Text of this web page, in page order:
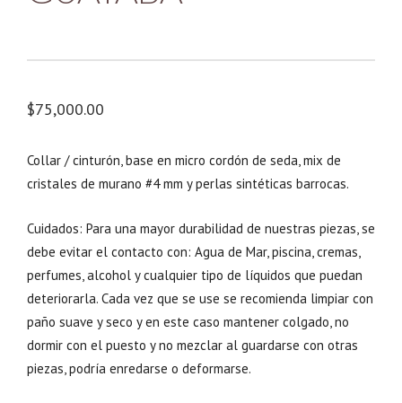
$75,000.00
Collar / cinturón, base en micro cordón de seda, mix de
cristales de murano #4 mm y perlas sintéticas barrocas.
Cuidados: Para una mayor durabilidad de nuestras piezas, se
debe evitar el contacto con: Agua de Mar, piscina, cremas,
perfumes, alcohol y cualquier tipo de líquidos que puedan
deteriorarla. Cada vez que se use se recomienda limpiar con
paño suave y seco y en este caso mantener colgado, no
dormir con el puesto y no mezclar al guardarse con otras
piezas, podría enredarse o deformarse.